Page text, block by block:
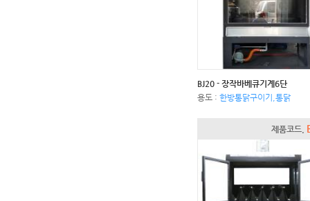
BJ20 - 장작바베큐기계6단
용도 : 한방통닭구이기,통닭
제품코드.